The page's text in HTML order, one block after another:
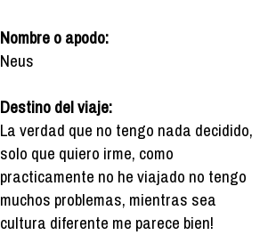
Nombre o apodo:
Neus
Destino del viaje:
La verdad que no tengo nada decidido,
solo que quiero irme, como
practicamente no he viajado no tengo
muchos problemas, mientras sea
cultura diferente me parece bien!